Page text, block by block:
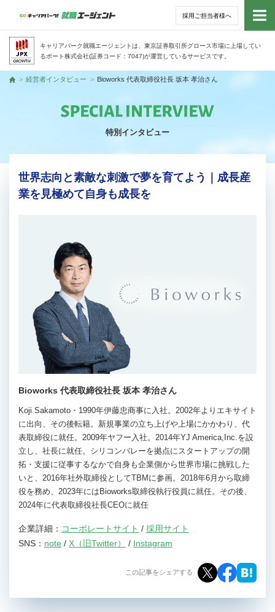
採用ご担当者様へ
キャリアパーク就職エージェントは、東京証券取引所グロース市場に上場してい
るポート株式会社(証券コード：7047)が運営しているサービスです。
トッ
トップ
経営者インタビュー Bioworks 代表取締役社長 坂本 孝治さん
特別インタビュー
世界志向と素敵な刺激で夢を育てよう｜成長産
業を見極めて自身も成長を
Bioworks 代表取締役社長 坂本 孝治さん
Koji Sakamoto・1990年伊藤忠商事に入社。2002年よりエキサイト
に出向、その後転籍。新規事業の立ち上げや上場にかかわり、代
表取締役に就任。2009年ヤフー入社。2014年YJ America,Inc.を設
立し、社長に就任。シリコンバレーを拠点にスタートアップの開
拓・支援に従事するなかで自身も企業側から世界市場に挑戦した
いと、2016年社外取締役としてTBMに参画。2018年6月から取締
役を務め、2023年にはBioworks取締役執行役員に就任。その後、
2024年に代表取締役社長CEOに就任
企業詳細： コーポレートサイト / 採用サイト
SNS： note / X（旧Twitter） / Instagram
この記事をシェアする